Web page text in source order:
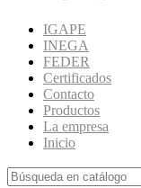
IGAPE
INEGA
FEDER
Certificados
Contacto
Productos
La empresa
Inicio